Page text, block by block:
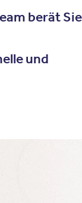
berät Sie
und